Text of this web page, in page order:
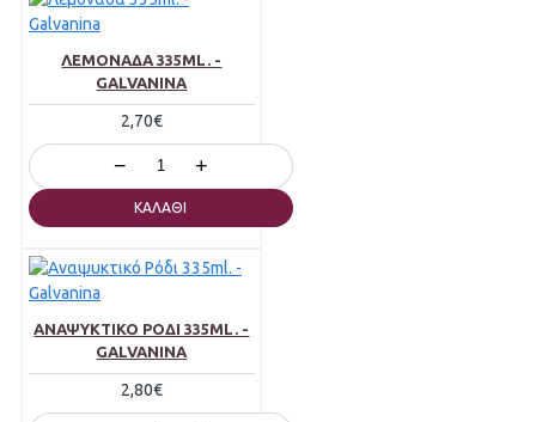
ΛΕΜΟΝΆΔΑ 335ML. -
GALVANINA
2,70€
− +
ΚΑΛΆΘΙ
ΑΝΑΨΥΚΤΙΚΌ ΡΌΔΙ 335ML. -
GALVANINA
2,80€